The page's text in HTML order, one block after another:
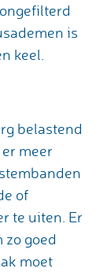
is
keel.
belastend
meer
of
te uiten. Er
goed
moet